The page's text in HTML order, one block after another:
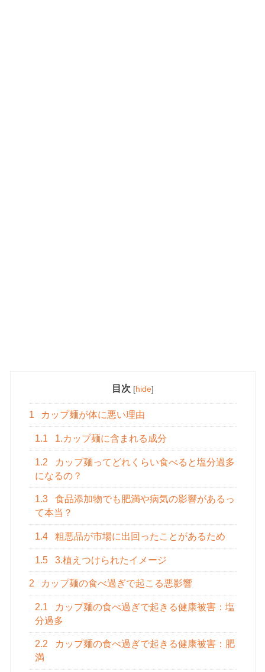
目次 [hide]
1 カップ麺が体に悪い理由
1.1 1.カップ麺に含まれる成分
1.2
カップ麺ってどれくらい食べると塩分過多
になるの？
1.3
食品添加物でも肥満や病気の影響があるっ
て本当？
1.4 粗悪品が市場に出回ったことがあるため
1.5 3.植えつけられたイメージ
2 カップ麺の食べ過ぎで起こる悪影響
2.1
カップ麺の食べ過ぎで起きる健康被害：塩
分過多
2.2
カップ麺の食べ過ぎで起きる健康被害：肥
満